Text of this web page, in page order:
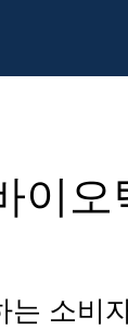
이
소비